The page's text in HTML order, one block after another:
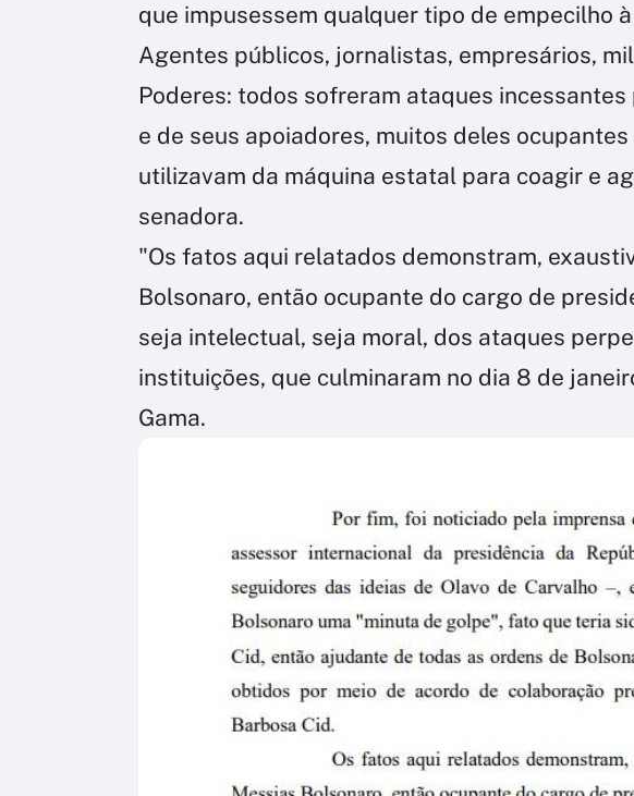
que impusessem qualquer tipo de empecilho
Agentes públicos, jornalistas, empresários,
Poderes: todos sofreram ataques
e de seus apoiadores, muitos deles
utilizavam da máquina estatal para coagir e
senadora.
"Os fatos aqui relatados demonstram,
Bolsonaro, então ocupante do cargo de
seja intelectual, seja moral, dos ataques
instituições, que culminaram no dia 8 de
Gama.